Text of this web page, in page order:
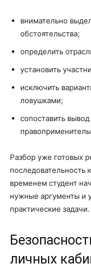
внимательно
обстоятельства;
определить
установить
исключить
ловушками;
сопоставить
Разбор уже готовых
последовательность
временем студент
нужные аргументы и
практические задачи.
личных